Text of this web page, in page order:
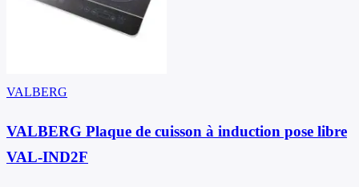
VALBERG
VALBERG Plaque de cuisson à induction pose libre
VAL-IND2F